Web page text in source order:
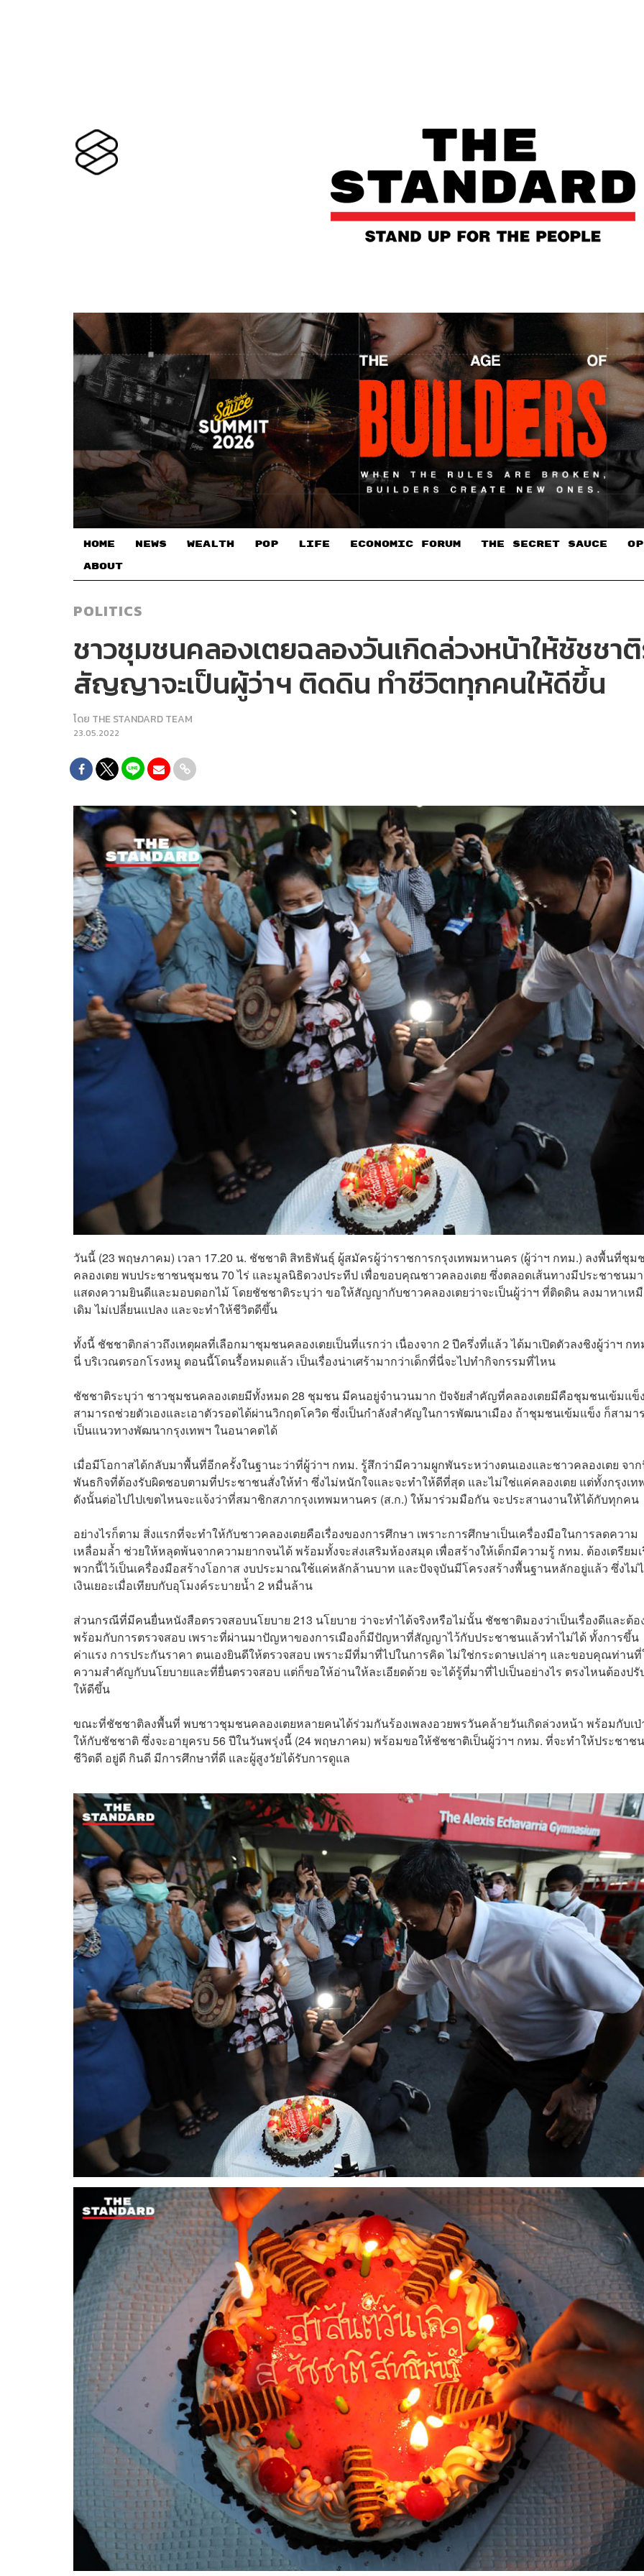
HOME NEWS WEALTH POP LIFE ECONOMIC FORUM THE SECRET SAUCE​
ABOUT
POLITICS
ชาวชุมชนคลองเตยฉลองวันเกิดล่วงหน้าให้ชัชชา
สัญญาจะเป็นผู้ว่าฯ ติดดิน ทำชีวิตทุกคนให้ดีขึ้น
โดย THE STANDARD TEAM
23.05.2022
วันนี้ (23 พฤษภาคม) เวลา 17.20 น. ชัชชาติ สิทธิพันธ์ุ ผู้สมัครผู้ว่าราชการกรุงเทพมหานคร (ผู้ว่าฯ กทม.) ลงพื้นที่ชุม
คลองเตย พบประชาชนชุมชน 70 ไร่ และมูลนิธิดวงประทีป เพื่อขอบคุณชาวคลองเตย ซึ่งตลอดเส้นทางมีประชาชนมา
แสดงความยินดีและมอบดอกไม้ โดยชัชชาติระบุว่า ขอให้สัญญากับชาวคลองเตยว่าจะเป็นผู้ว่าฯ ที่ติดดิน ลงมาหาเห
เดิม ไม่เปลี่ยนแปลง และจะทำให้ชีวิตดีขึ้น
ทั้งนี้ ชัชชาติกล่าวถึงเหตุผลที่เลือกมาชุมชนคลองเตยเป็นที่แรกว่า เนื่องจาก 2 ปีครึ่งที่แล้ว ได้มาเปิดตัวลงชิงผู้ว่าฯ ก
นี่ บริเวณตรอกโรงหมู ตอนนี้โดนรื้อหมดแล้ว เป็นเรื่องน่าเศร้ามากว่าเด็กที่นี่จะไปทำกิจกรรมที่ไหน
ชัชชาติระบุว่า ชาวชุมชนคลองเตยมีทั้งหมด 28 ชุมชน มีคนอยู่จำนวนมาก ปัจจัยสำคัญที่คลองเตยมีคือชุมชนเข้มแข็
สามารถช่วยตัวเองและเอาตัวรอดได้ผ่านวิกฤตโควิด ซึ่งเป็นกำลังสำคัญในการพัฒนาเมือง ถ้าชุมชนเข้มแข็ง ก็สามา
เป็นแนวทางพัฒนากรุงเทพฯ ในอนาคตได้
เมื่อมีโอกาสได้กลับมาพื้นที่อีกครั้งในฐานะว่าที่ผู้ว่าฯ กทม. รู้สึกว่ามีความผูกพันระหว่างตนเองและชาวคลองเตย จา
พันธกิจที่ต้องรับผิดชอบตามที่ประชาชนสั่งให้ทำ ซึ่งไม่หนักใจและจะทำให้ดีที่สุด และไม่ใช่แค่คลองเตย แต่ทั้งกรุงเท
ดังนั้นต่อไปไปเขตไหนจะแจ้งว่าที่สมาชิกสภากรุงเทพมหานคร (ส.ก.) ให้มาร่วมมือกัน จะประสานงานให้ได้กับทุกคน
อย่างไรก็ตาม สิ่งแรกที่จะทำให้กับชาวคลองเตยคือเรื่องของการศึกษา เพราะการศึกษาเป็นเครื่องมือในการลดความ
เหลื่อมล้ำ ช่วยให้หลุดพ้นจากความยากจนได้ พร้อมทั้งจะส่งเสริมห้องสมุด เพื่อสร้างให้เด็กมีความรู้ กทม. ต้องเตรียม
พวกนี้ไว้เป็นเครื่องมือสร้างโอกาส งบประมาณใช้แค่หลักล้านบาท และปัจจุบันมีโครงสร้างพื้นฐานหลักอยู่แล้ว ซึ่งไม่
เงินเยอะเมื่อเทียบกับอุโมงค์ระบายน้ำ 2 หมื่นล้าน
ส่วนกรณีที่มีคนยื่นหนังสือตรวจสอบนโยบาย 213 นโยบาย ว่าจะทำได้จริงหรือไม่นั้น ชัชชาติมองว่าเป็นเรื่องดีและต้อ
พร้อมกับการตรวจสอบ เพราะที่ผ่านมาปัญหาของการเมืองก็มีปัญหาที่สัญญาไว้กับประชาชนแล้วทำไม่ได้ ทั้งการขึ้น
ค่าแรง การประกันราคา ตนเองยินดีให้ตรวจสอบ เพราะมีที่มาที่ไปในการคิด ไม่ใช่กระดาษเปล่าๆ และขอบคุณท่าน
ความสำคัญกับนโยบายและที่ยื่นตรวจสอบ แต่ก็ขอให้อ่านให้ละเอียดด้วย จะได้รู้ที่มาที่ไปเป็นอย่างไร ตรงไหนต้องปรั
ให้ดีขึ้น
ขณะที่ชัชชาติลงพื้นที่ พบชาวชุมชนคลองเตยหลายคนได้ร่วมกันร้องเพลงอวยพรวันคล้ายวันเกิดล่วงหน้า พร้อมกับเป่
ให้กับชัชชาติ ซึ่งจะอายุครบ 56 ปีในวันพรุ่งนี้ (24 พฤษภาคม) พร้อมขอให้ชัชชาติเป็นผู้ว่าฯ กทม. ที่จะทำให้ประชาช
ชีวิตดี อยู่ดี กินดี มีการศึกษาที่ดี และผู้สูงวัยได้รับการดูแล